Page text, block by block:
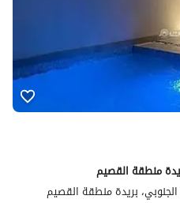
منطقة القصيم